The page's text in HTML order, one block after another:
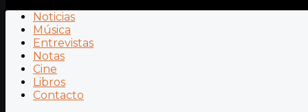
Noticias
Música
Entrevistas
Notas
Cine
Libros
Contacto